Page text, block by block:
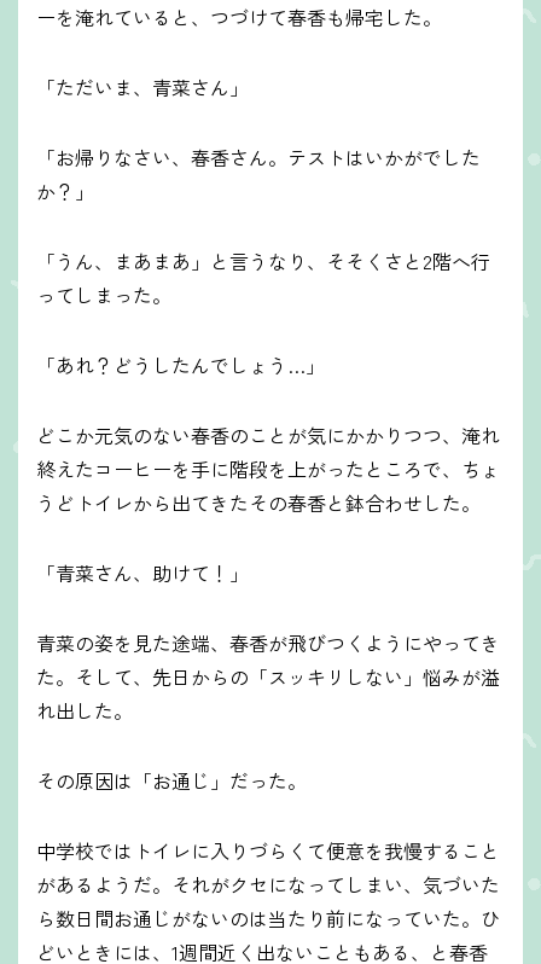
ーを淹れていると、つづけて春香も帰宅した。
「ただいま、青菜さん」
「お帰りなさい、春香さん。テストはいかがでした
か？」
「うん、まあまあ」と言うなり、そそくさと2階へ行
ってしまった。
「あれ？どうしたんでしょう…」
どこか元気のない春香のことが気にかかりつつ、淹れ
終えたコーヒーを手に階段を上がったところで、ちょ
うどトイレから出てきたその春香と鉢合わせした。
「青菜さん、助けて！」
青菜の姿を見た途端、春香が飛びつくようにやってき
た。そして、先日からの「スッキリしない」悩みが溢
れ出した。
その原因は「お通じ」だった。
中学校ではトイレに入りづらくて便意を我慢すること
があるようだ。それがクセになってしまい、気づいた
ら数日間お通じがないのは当たり前になっていた。ひ
どいときには、1週間近く出ないこともある、と春香